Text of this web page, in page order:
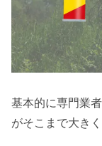
基本的に専門業
がそこまで大き